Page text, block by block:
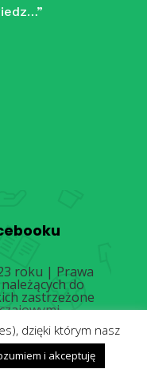
roku | Prawa
do
zastrzeżone
dzięki którym nasz
i akceptuję